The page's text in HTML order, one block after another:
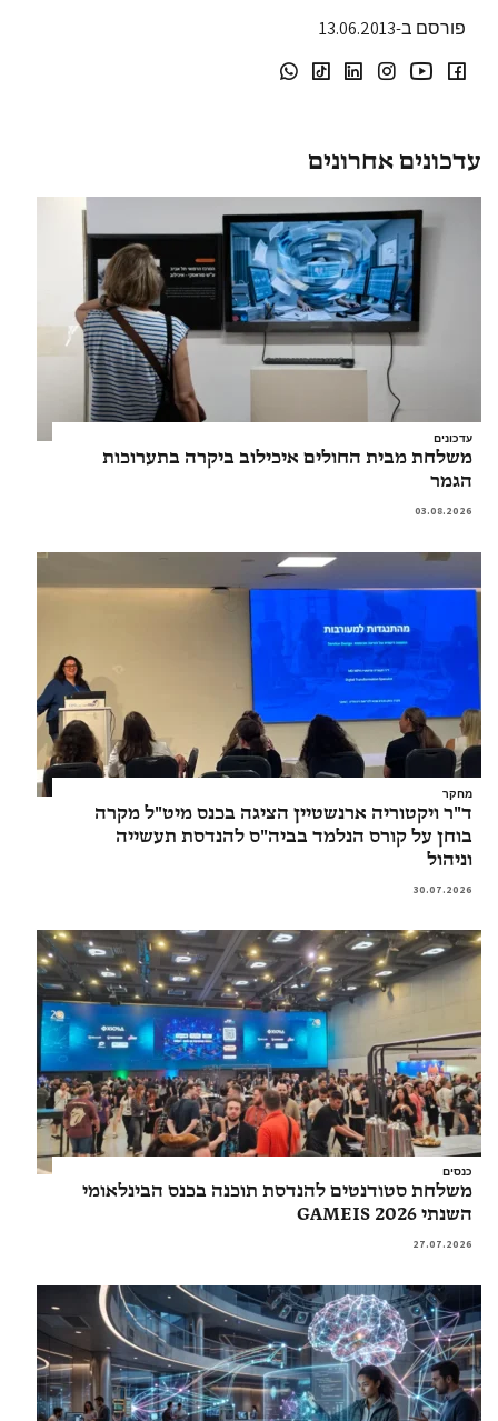
פורסם ב-13.06.2013
עדכונים אחרונים
עדכונים
משלחת מבית החולים איכילוב ביקרה בתערוכות
הגמר
03.08.2026
מחקר
ד"ר ויקטוריה ארנשטיין הציגה בכנס מיט"ל מקרה
בוחן על קורס הנלמד בביה"ס להנדסת תעשייה
וניהול
30.07.2026
כנסים
משלחת סטודנטים להנדסת תוכנה בכנס הבינלאומי
השנתי GAMEIS 2026
27.07.2026